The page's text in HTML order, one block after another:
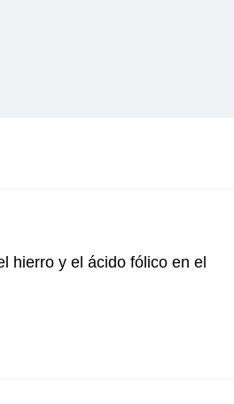
hierro y el ácido fólico en el